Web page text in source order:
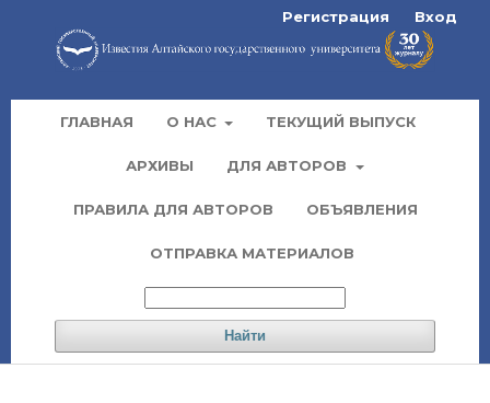
ГЛАВНАЯ О НАС ТЕКУЩИЙ ВЫПУСК
АРХИВЫ ДЛЯ АВТОРОВ
ПРАВИЛА ДЛЯ АВТОРОВ ОБЪЯВЛЕНИЯ
ОТПРАВКА МАТЕРИАЛОВ
Найти
Регистрация Вход